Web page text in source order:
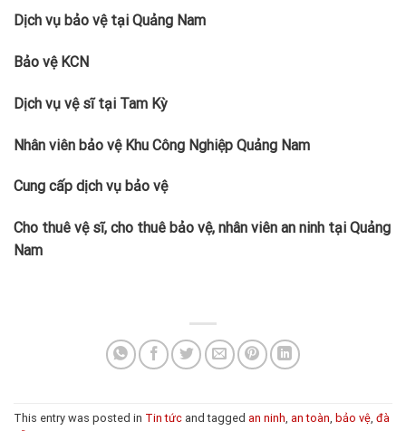
Dịch vụ bảo vệ tại Quảng Nam
Bảo vệ KCN
Dịch vụ vệ sĩ tại Tam Kỳ
Nhân viên bảo vệ Khu Công Nghiệp Quảng Nam
Cung cấp dịch vụ bảo vệ
Cho thuê vệ sĩ, cho thuê bảo vệ, nhân viên an ninh tại Quảng
Nam
This entry was posted in Tin tức and tagged an ninh, an toàn, bảo vệ, đà